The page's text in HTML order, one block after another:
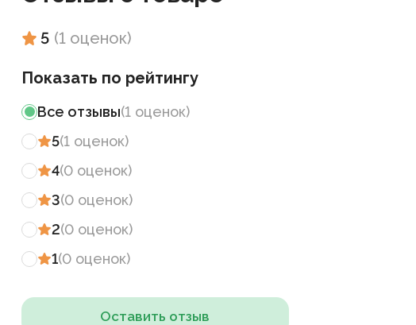
5 (1 оценок)
Показать по рейтингу
Все отзывы(1 оценок)
5(1 оценок)
4(0 оценок)
3(0 оценок)
2(0 оценок)
1(0 оценок)
Оставить отзыв